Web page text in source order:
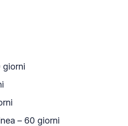
giorni
– 60 giorni